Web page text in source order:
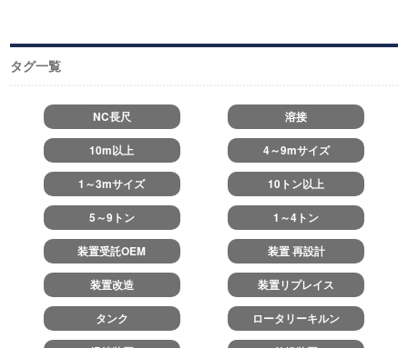
タグ一覧
NC長尺 溶接
10m以上 4～9mサイズ
1～3mサイズ 10トン以上
5～9トン 1～4トン
装置受託OEM 装置 再設計
装置改造 装置リプレイス
タンク ロータリーキルン